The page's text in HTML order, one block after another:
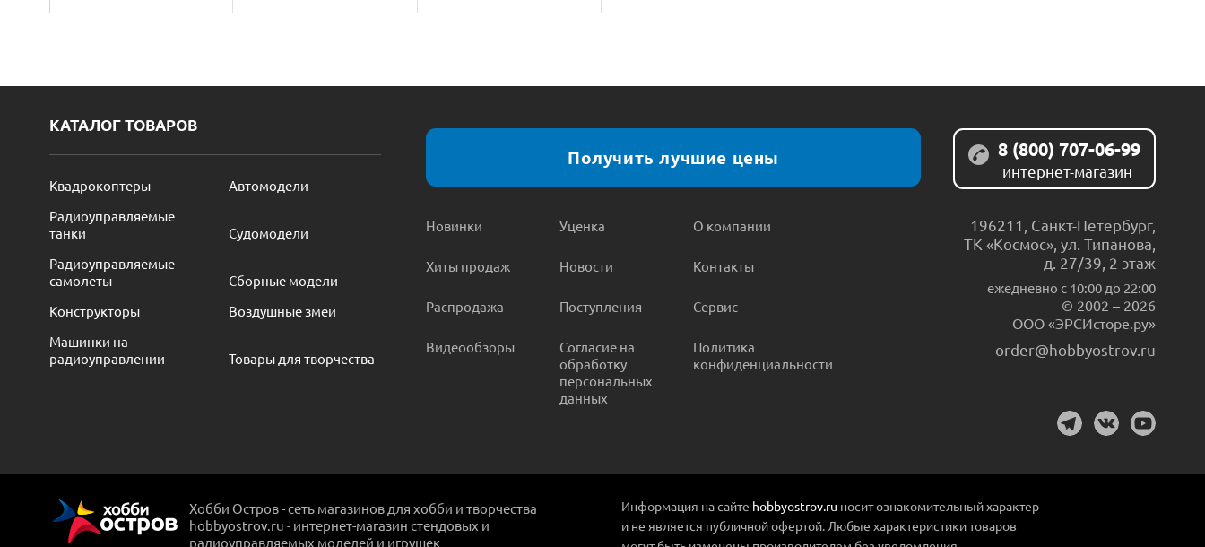
КАТАЛОГ ТОВАРОВ
Квадрокоптеры
Автомодели
Радиоуправляемые
танки
Судомодели
Радиоуправляемые
самолеты
Сборные модели
Конструкторы
Воздушные змеи
Машинки на
радиоуправлении
Товары для творчества
Получить лучшие цены
Новинки
Хиты продаж
Распродажа
Видеообзоры
Уценка
Новости
Поступления
Согласие на
обработку
персональных
данных
О компании
Контакты
Сервис
Политика
конфиденциальности
8 (800) 707-06-99
интернет-магазин
196211 Санкт-Петербург,
ТК «Космос», ул. Типанова,
д. 27/39, 2 этаж
ежедневно c 10:00 до 22:00
© 2002 – 2026
ООО «ЭРСИсторе.ру»
order@hobbyostrov.ru
Хобби Остров - сеть магазинов для хобби и творчества
hobbyostrov.ru - интернет-магазин стендовых и
радиоуправляемых моделей и игрушек
Информация на сайте hobbyostrov.ru носит ознакомительный характер
и не является публичной офертой. Любые характеристики товаров